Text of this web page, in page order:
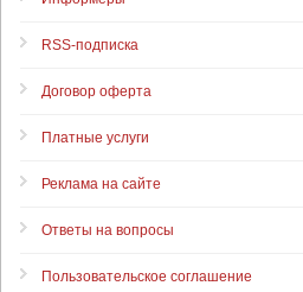
RSS-подписка
Договор оферта
Платные услуги
Реклама на сайте
Ответы на вопросы
Пользовательское соглашение